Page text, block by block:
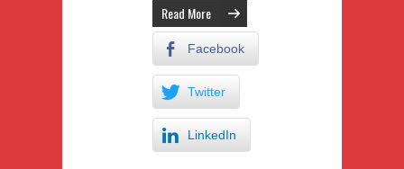
Read More
Facebook
Twitter
LinkedIn